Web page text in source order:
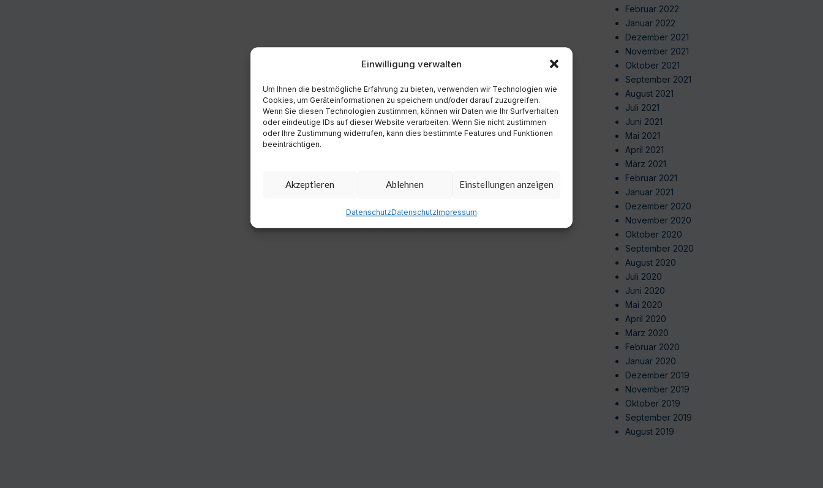
Einwilligung verwalten
Um Ihnen die bestmögliche Erfahrung zu bieten, verwenden wir Technologien wie
Cookies, um Geräteinformationen zu speichern und/oder darauf zuzugreifen.
Wenn Sie diesen Technologien zustimmen, können wir Daten wie Ihr Surfverhalten
oder eindeutige IDs auf dieser Website verarbeiten. Wenn Sie nicht zustimmen
oder Ihre Zustimmung widerrufen, kann dies bestimmte Features und Funktionen
beeinträchtigen.
Akzeptieren Ablehnen Einstellungen anzeigen
DatenschutzDatenschutzImpressum
Februar 2022
Januar 2022
Dezember 2021
November 2021
Oktober 2021
September 2021
August 2021
Juli 2021
Juni 2021
Mai 2021
April 2021
März 2021
Februar 2021
Januar 2021
Dezember 2020
November 2020
Oktober 2020
September 2020
August 2020
Juli 2020
Juni 2020
Mai 2020
April 2020
März 2020
Februar 2020
Januar 2020
Dezember 2019
November 2019
Oktober 2019
September 2019
August 2019